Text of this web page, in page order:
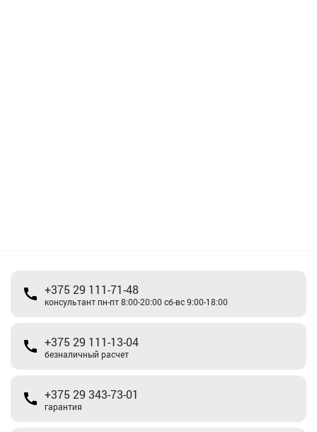
+375 29 111-71-48
консультант пн-пт 8:00-20:00 сб-вс 9:00-18:00
+375 29 111-13-04
безналичный расчет
+375 29 343-73-01
гарантия